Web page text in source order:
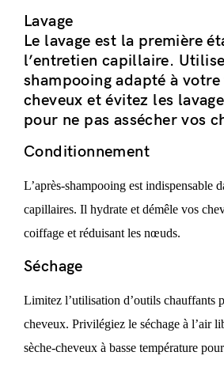
Lavage
Le lavage est la première
l’entretien capillaire.
shampooing adapté à
cheveux et évitez les
pour ne pas assécher vos
Conditionnement
L’après-shampooing est indispensable
capillaires. Il hydrate et démêle vos
coiffage et réduisant les nœuds.
Séchage
Limitez l’utilisation d’outils chauffants
cheveux. Privilégiez le séchage à l’air
sèche-cheveux à basse température